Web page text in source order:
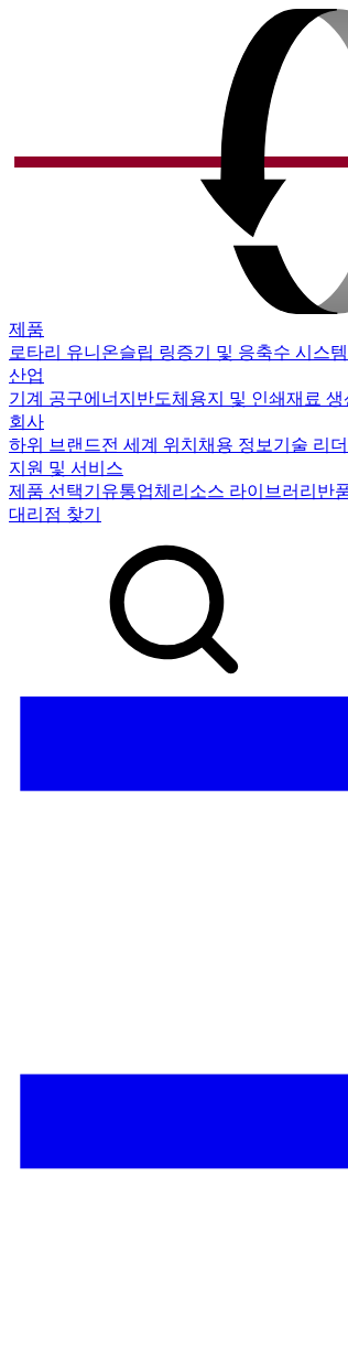
제품
로타리 유니온슬립 링증기 및 응축수 시스템
산업
기계 공구에너지 반도체 용지 및 인쇄재료 생
회사
하위 브랜드전 세계 위치 채용 정보 기술 리
지원 및 서비스
제품 선택기 유통업체 리소스 라이브러리 반
대리점 찾기